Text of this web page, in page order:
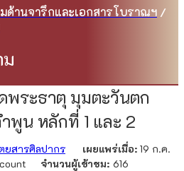
ด้านจารึกและเอกสารโบราณฯ /
ม
พระธาตุ มุมตะวันตก
พูน หลักที่ 1 และ 2
ยสารศิลปากร เผยแพร่เมื่อ: 19 ก.ค.
จำนวนผู้เข้าชม: 616